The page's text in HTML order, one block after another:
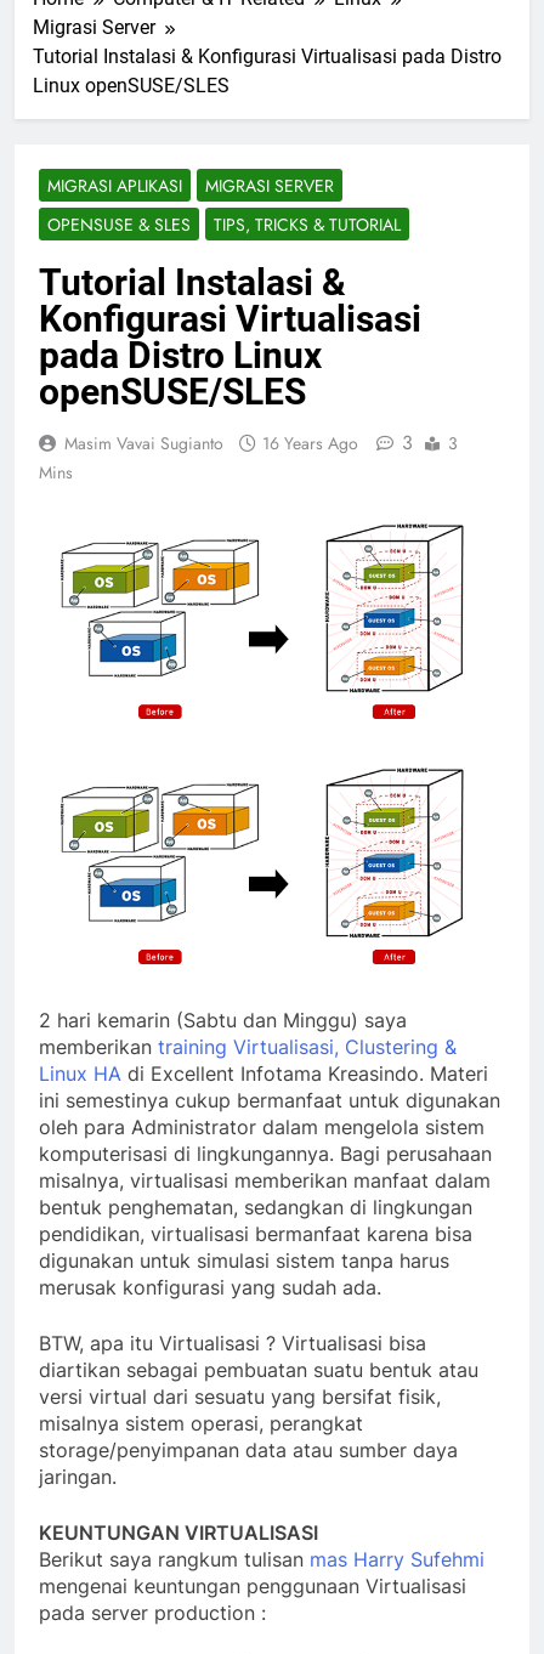
Migrasi Server
Tutorial Instalasi & Konfigurasi Virtualisasi pada Distro
Linux openSUSE/SLES
MIGRASI APLIKASI
MIGRASI SERVER
OPENSUSE & SLES
TIPS, TRICKS & TUTORIAL
Tutorial Instalasi &
Konfigurasi Virtualisasi
pada Distro Linux
openSUSE/SLES
Masim Vavai Sugianto 16 Years Ago 3
3
Mins
2 hari kemarin (Sabtu dan Minggu) saya
memberikan training Virtualisasi, Clustering &
Linux HA di Excellent Infotama Kreasindo. Materi
ini semestinya cukup bermanfaat untuk digunakan
oleh para Administrator dalam mengelola sistem
komputerisasi di lingkungannya. Bagi perusahaan
misalnya, virtualisasi memberikan manfaat dalam
bentuk penghematan, sedangkan di lingkungan
pendidikan, virtualisasi bermanfaat karena bisa
digunakan untuk simulasi sistem tanpa harus
merusak konfigurasi yang sudah ada.
BTW, apa itu Virtualisasi ? Virtualisasi bisa
diartikan sebagai pembuatan suatu bentuk atau
versi virtual dari sesuatu yang bersifat fisik,
misalnya sistem operasi, perangkat
storage/penyimpanan data atau sumber daya
jaringan.
KEUNTUNGAN VIRTUALISASI
Berikut saya rangkum tulisan mas Harry Sufehmi
mengenai keuntungan penggunaan Virtualisasi
pada server production :